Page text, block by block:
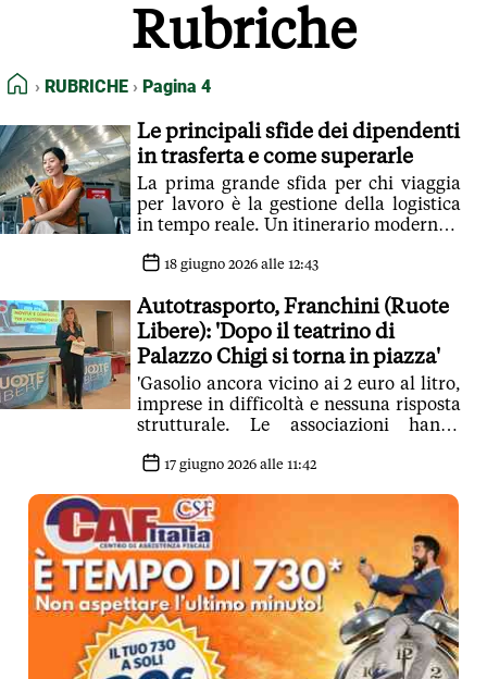
NORMATIVE DEONTOLOGICHE
TERMINI e CONDIZIONI
Rubriche
HOME
RUBRICHE Pagina 4
Le principali sfide dei dipendenti
in trasferta e come superarle
La prima grande sfida per chi viaggia
per lavoro è la gestione della logistica
in tempo reale. Un itinerario moderno è
18 giugno 2026 alle 12:43
Autotrasporto, Franchini (Ruote
Libere): 'Dopo il teatrino di
Palazzo Chigi si torna in piazza'
'Gasolio ancora vicino ai 2 euro al litro,
imprese in difficoltà e nessuna risposta
strutturale. Le associazioni hanno
17 giugno 2026 alle 11:42